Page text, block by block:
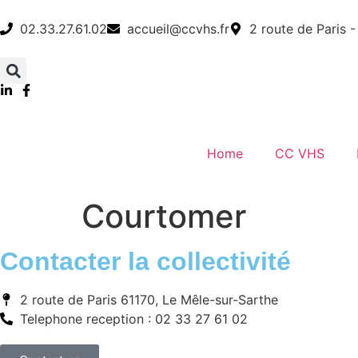
02.33.27.61.02 accueil@ccvhs.fr 2 route de Paris
Home CC VHS
Courtomer
Contacter la collectivité
2 route de Paris 61170, Le Mêle-sur-Sarthe
Telephone reception : 02 33 27 61 02